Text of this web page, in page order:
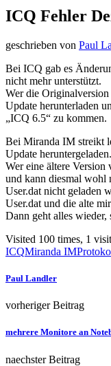
ICQ Fehler
geschrieben von Paul
Bei ICQ gab es
nicht mehr unterstützt.
Wer die
Update herunterladen
„ICQ 6.5“ zu kommen.
Bei Miranda IM streikt
Update heruntergeladen.
Wer eine ältere
und kann diesmal wohl
User.dat nicht geladen
User.dat und die alte
Dann geht alles wieder,
Visited 100 times, 1
ICQMiranda IM
Paul Landler
vorheriger Beitrag
mehrere Monitore an
naechster Beitrag